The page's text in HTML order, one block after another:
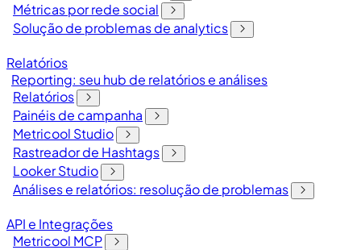
Métricas por rede social
Solução de problemas de analytics
Relatórios
Reporting: seu hub de relatórios e análises
Relatórios
Painéis de campanha
Metricool Studio
Rastreador de Hashtags
Looker Studio
Análises e relatórios: resolução de problemas
API e Integrações
Metricool MCP